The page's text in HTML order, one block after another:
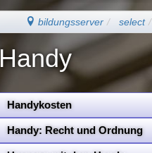
bildungsserver select
Handy
Handykosten
Handy: Recht und Ordnung